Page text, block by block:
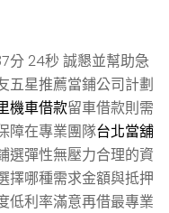
分 24秒 誠懇並幫助急
五星推薦當鋪公司計劃
機車借款留車借款則需
障在專業團隊台北當舖
選彈性無壓力合理的資
擇哪種需求金額與抵押
低利率滿意再借最專業